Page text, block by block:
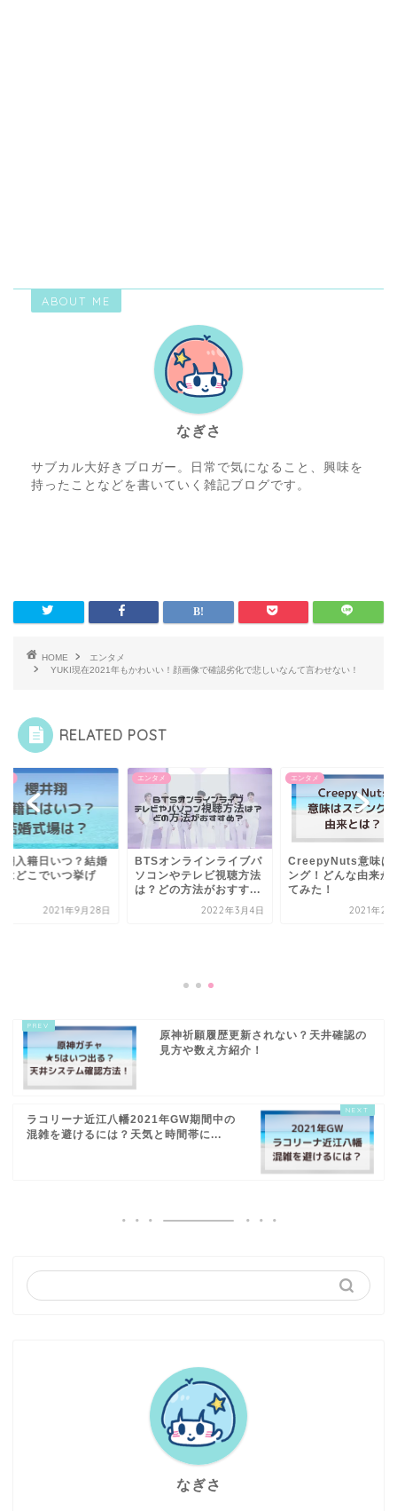
ABOUT ME
なぎさ
サブカル大好きブロガー。日常で気になること、興味を
持ったことなどを書いていく雑記ブログです。
HOME
エンタメ
YUKI現在2021年もかわいい！顔画像で確認劣化で悲しいなんて言わせない！
RELATED POST
翔入籍日いつ？結婚
はどこでいつ挙げ
2021年9月28日
エンタメ
BTSオンラインライブパ
ソコンやテレビ視聴方法
は？どの方法がおすす...
2022年3月4日
エンタメ
CreepyNuts意味は
ング！どんな由来か
てみた！
2021年2
原神祈願履歴更新されない？天井確認の
見方や数え方紹介！
ラコリーナ近江八幡2021年GW期間中の
混雑を避けるには？天気と時間帯に...
なぎさ